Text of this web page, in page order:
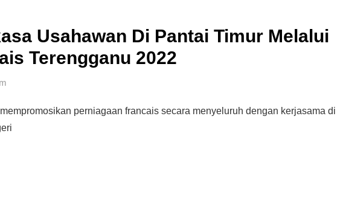
Usahawan Di Pantai Timur Melalui
Terengganu 2022
perniagaan francais secara menyeluruh dengan kerjasama di